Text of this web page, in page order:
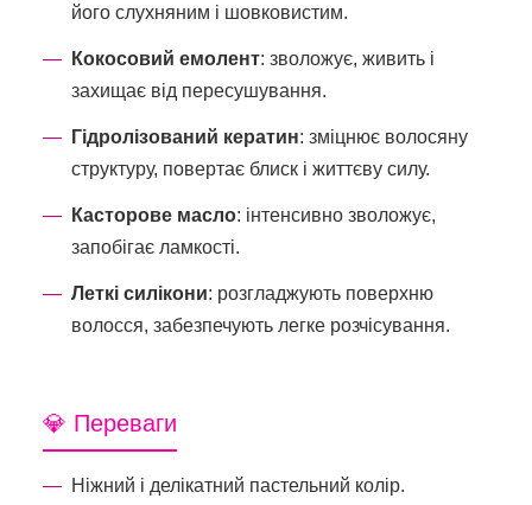
його слухняним і шовковистим.
Кокосовий емолент: зволожує, живить і
захищає від пересушування.
Гідролізований кератин: зміцнює волосяну
структуру, повертає блиск і життєву силу.
Касторове масло: інтенсивно зволожує,
запобігає ламкості.
Леткі силікони: розгладжують поверхню
волосся, забезпечують легке розчісування.
💎 Переваги
Ніжний і делікатний пастельний колір.